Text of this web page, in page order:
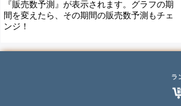
『販売数予測』が表示されます。グラフの期
間を変えたら、その期間の販売数予測もチェ
ンジ！